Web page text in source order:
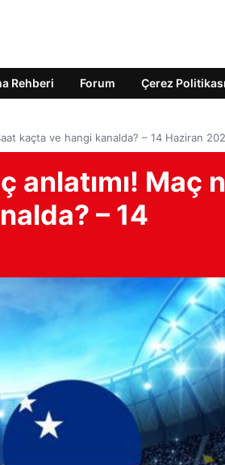
Rehberi Forum Çerez Politikası
kaçta ve hangi kanalda? – 14 Haziran
anlatımı! Maç
– 14